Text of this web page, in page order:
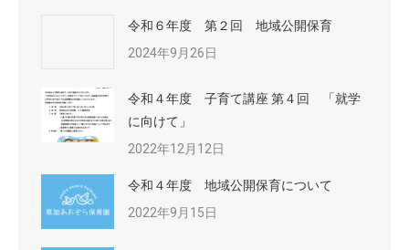
令和６年度 第２回 地域公開保育
2024年9月26日
令和４年度 子育て講座 第４回 「就学
に向けて」
2022年12月12日
令和４年度 地域公開保育について
2022年9月15日